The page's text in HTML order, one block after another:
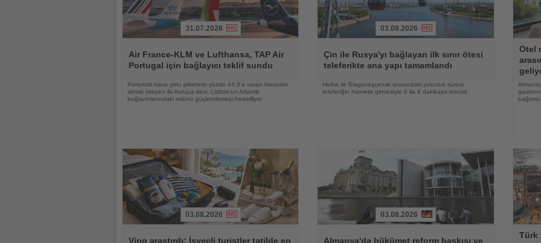
Oku
31.07.2026
Air France-KLM ve Lufthansa, TAP Air
Portugal için bağlayıcı teklif sundu
Portekizli hava yolu şirketinin yüzde 44,9’a varan hissesini
almak isteyen iki Avrupa devi, Lizbon’un Atlantik
bağlantılarındaki rolünü güçlendirmeyi hedefliyor
Oku
03.08.2026
Çin ile Rusya'yı bağlayan ilk sınır ötesi
teleferikte ana yapı tamamlandı
Heihe ile Blagoveşçensk arasındaki yolculuk süresi
teleferiğin hizmete girmesiyle 6 ila 8 dakikaya inecek
Oku
Otel
Oku
03.08.2026
Ving araştırdı: İsveçli turistler tatilde en
Oku
03.08.2026
Almanya'da hükümet reform baskısı ve
Oku
Türk